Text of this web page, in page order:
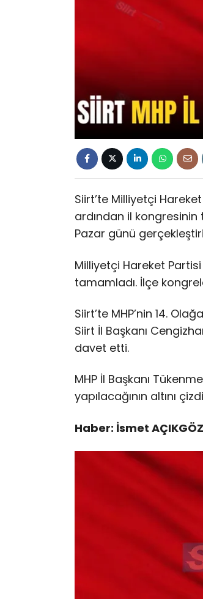
Siirt’te Milliyetçi
ardından il kongresinin
Pazar günü
Milliyetçi Hareket
tamamladı. İlçe
Siirt’te MHP’nin 14.
Siirt İl Başkanı
davet etti.
MHP İl Başkanı
yapılacağının altını
Haber: İsmet